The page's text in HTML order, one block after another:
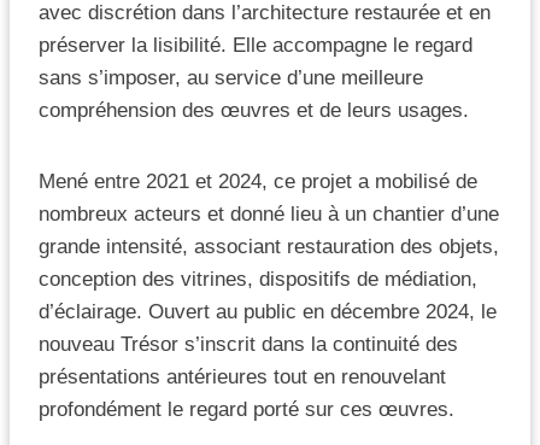
avec discrétion dans l’architecture restaurée et en
préserver la lisibilité. Elle accompagne le regard
sans s’imposer, au service d’une meilleure
compréhension des œuvres et de leurs usages.
Mené entre 2021 et 2024, ce projet a mobilisé de
nombreux acteurs et donné lieu à un chantier d’une
grande intensité, associant restauration des objets,
conception des vitrines, dispositifs de médiation,
d’éclairage. Ouvert au public en décembre 2024, le
nouveau Trésor s’inscrit dans la continuité des
présentations antérieures tout en renouvelant
profondément le regard porté sur ces œuvres.